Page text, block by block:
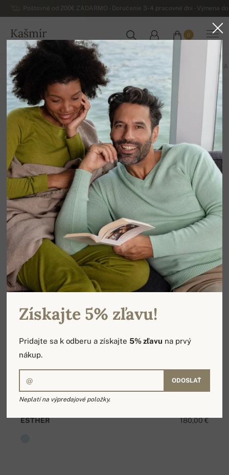
Poštovné od 200€ ZADARMO - Doručenie 3-4 pracovné dni - Výmena
Kašmír
SLOVENSKO
0
S krátkym rukávom
12 Zoradiť Filter
VŠETKO EXKLUZÍVNA 2026 ZÁKLADNÁ KOLEKCIA
180,00 €
ESTHER
Získajte 5% zľavu!
Pridajte sa k odberu a získajte5% zľavu na prvý
nákup.
ODOSLAŤ
Neplatí na výpredajové položky.